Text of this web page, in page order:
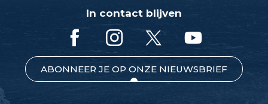
In contact blijven
ABONNEER JE OP ONZE NIEUWSBRIEF